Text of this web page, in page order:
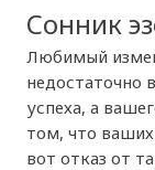
Сонник
Любимый
недостаточно
успеха, а
том, что
вот отказ от